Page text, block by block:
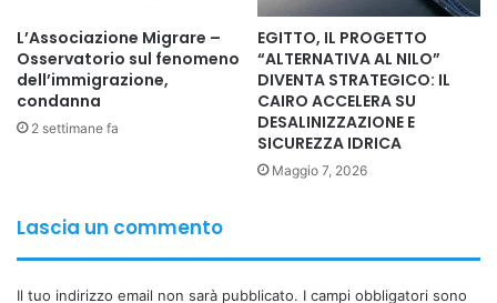
e scientifica, sfruttando le competenze acquisite per
affrontare le moderne problematiche gestionali e lo
sviluppo istituzionale. Ha espresso la sua gratitudine a tutti
coloro che hanno condiviso la gioia di questo traguardo e
ha augurato a tutti i ricercatori e studenti un continuo
L’Associazione Migrare –
Osservatorio sul fenomeno
dell’immigrazione,
condanna
2 settimane fa
EGITTO, IL PROGETTO
“ALTERNATIVA AL NILO”
DIVENTA STRATEGICO: IL
CAIRO ACCELERA SU
DESALINIZZAZIONE E
SICUREZZA IDRICA
Maggio 7, 2026
Lascia un commento
Il tuo indirizzo email non sarà pubblicato. I campi obbligatori sono